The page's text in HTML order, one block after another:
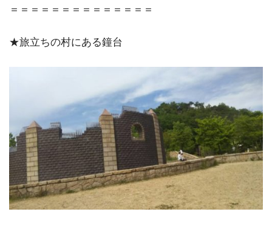
＝＝＝＝＝＝＝＝＝＝＝＝＝＝
★旅立ちの村にある鐘台